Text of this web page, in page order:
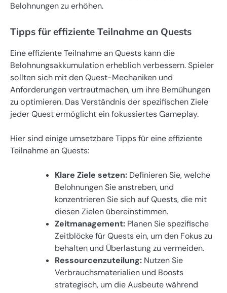
Belohnungen zu erhöhen.
Tipps für effiziente Teilnahme an Quests
Eine effiziente Teilnahme an Quests kann die
Belohnungsakkumulation erheblich verbessern. Spieler
sollten sich mit den Quest-Mechaniken und
Anforderungen vertrautmachen, um ihre Bemühungen
zu optimieren. Das Verständnis der spezifischen Ziele
jeder Quest ermöglicht ein fokussiertes Gameplay.
Hier sind einige umsetzbare Tipps für eine effiziente
Teilnahme an Quests:
Klare Ziele setzen: Definieren Sie, welche
Belohnungen Sie anstreben, und
konzentrieren Sie sich auf Quests, die mit
diesen Zielen übereinstimmen.
Zeitmanagement: Planen Sie spezifische
Zeitblöcke für Quests ein, um den Fokus zu
behalten und Überlastung zu vermeiden.
Ressourcenzuteilung: Nutzen Sie
Verbrauchsmaterialien und Boosts
strategisch, um die Ausbeute während